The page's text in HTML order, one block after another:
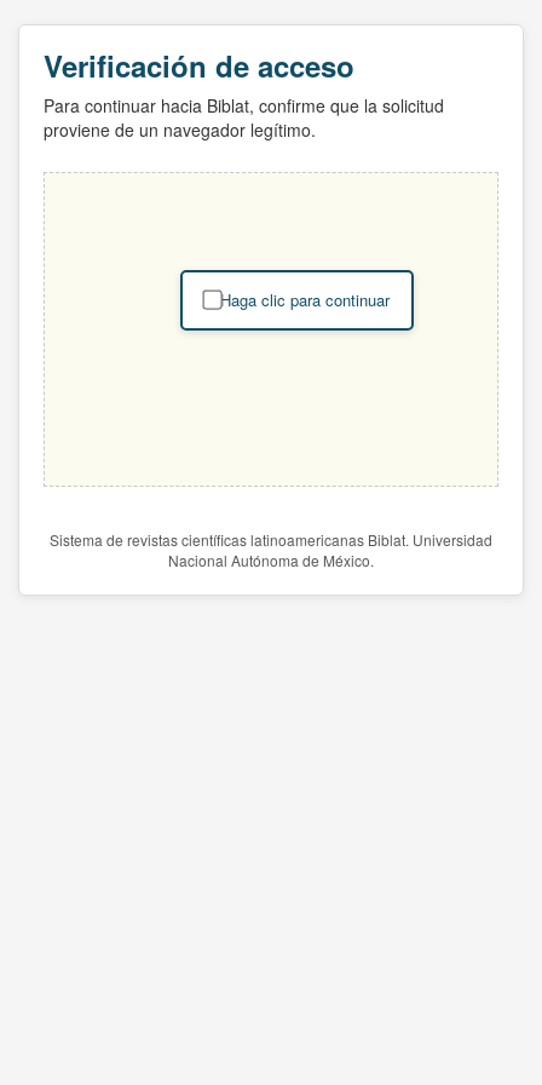
Verificación de acceso
Para continuar hacia Biblat, confirme que la solicitud
proviene de un navegador legítimo.
Haga clic para continuar
Sistema de revistas científicas latinoamericanas Biblat. Universidad
Nacional Autónoma de México.